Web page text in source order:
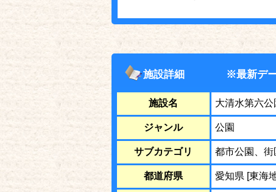
施設詳細 ※最新デ
施設名 大清水第六公
ジャンル 公園
サブカテゴリ 都市公園、街
都道府県 愛知県 [東海